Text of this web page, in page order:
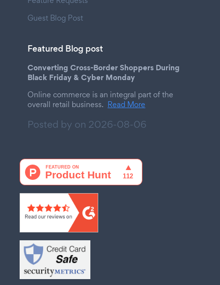
Guest Blog Post
Featured Blog post
Converting Cross-Border Shoppers During
Black Friday & Cyber Monday
Online commerce is an integral part of the
overall retail business. Read More
Posted by on 2026-08-06